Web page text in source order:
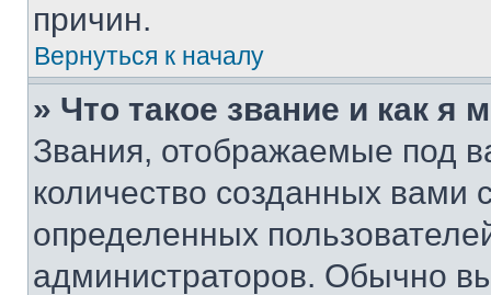
причин.
Вернуться к началу
» Что такое звание и как я
Звания, отображаемые под
количество созданных
определенных
администраторов. Обычно